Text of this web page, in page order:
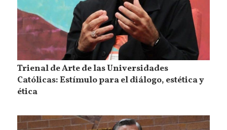
Trienal de Arte de las Universidades
Católicas: Estímulo para el diálogo, estética y
ética